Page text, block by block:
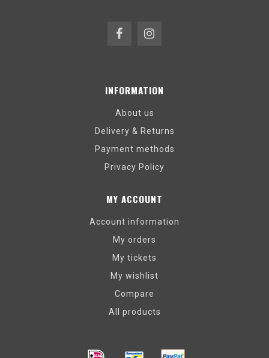
INFORMATION
About us
Delivery & Returns
Payment methods
Privacy Policy
MY ACCOUNT
Account information
My orders
My tickets
My wishlist
Compare
All products